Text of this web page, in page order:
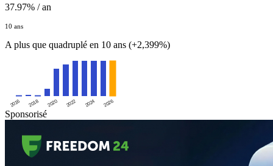
37.97% / an
10 ans
A plus que quadruplé en 10 ans (+2,399%)
2016 2018 2020 2022 2024 2026
Sponsorisé